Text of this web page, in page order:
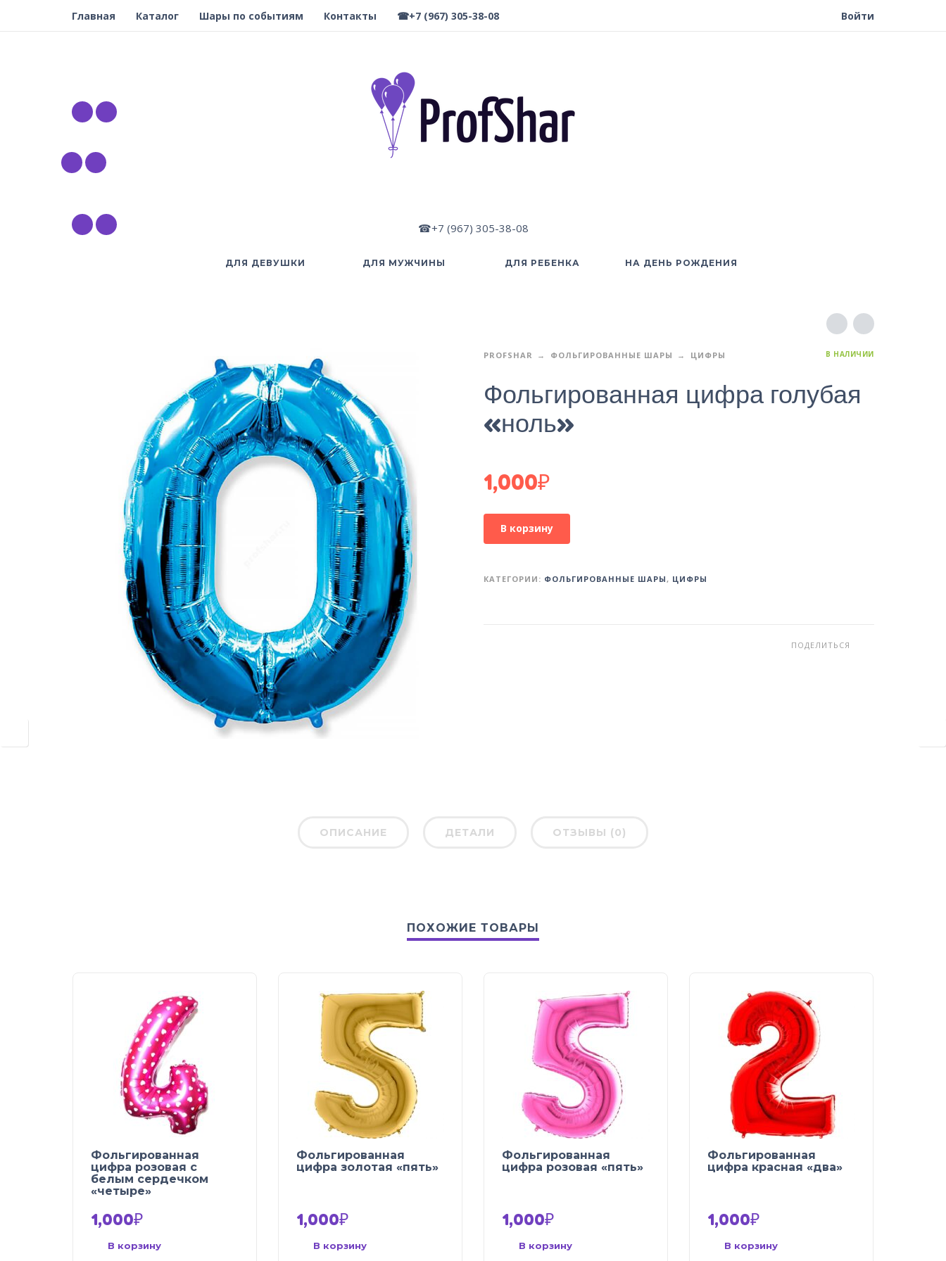
Главная Каталог Шары по событиям Контакты ☎+7 (967) 305-38-08 Войти
☎+7 (967) 305-38-08
ДЛЯ ДЕВУШКИ ДЛЯ МУЖЧИНЫ ДЛЯ РЕБЕНКА НА ДЕНЬ РОЖДЕНИЯ
PROFSHAR ФОЛЬГИРОВАННЫЕ ШАРЫ ЦИФРЫ В НАЛИЧИИ
Фольгированная цифра голубая
«ноль»
1,000₽
В корзину
КАТЕГОРИИ: ФОЛЬГИРОВАННЫЕ ШАРЫ, ЦИФРЫ
ПОДЕЛИТЬСЯ
ОПИСАНИЕ ДЕТАЛИ ОТЗЫВЫ (0)
ПОХОЖИЕ ТОВАРЫ
Фольгированная
цифра розовая с
белым сердечком
«четыре»
1,000₽
В корзину
Фольгированная
цифра золотая «пять»
1,000₽
В корзину
Фольгированная
цифра розовая «пять»
1,000₽
В корзину
Фольгированная
цифра красная «два»
1,000₽
В корзину